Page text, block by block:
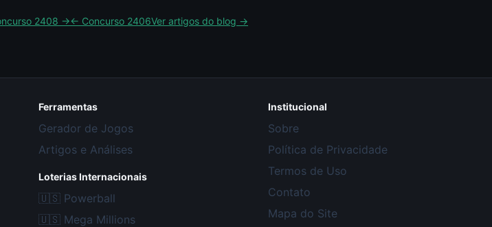
2408 →← Concurso 2406Ver artigos do blog →
Ferramentas
Gerador de Jogos
Artigos e Análises
Loterias Internacionais
🇺🇸 Powerball
🇺🇸 Mega Millions
Institucional
Sobre
Política de Privacidade
Termos de Uso
Contato
Mapa do Site